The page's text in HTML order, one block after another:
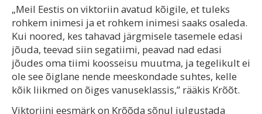
„Meil Eestis on viktoriin avatud kõigile, et tuleks
rohkem inimesi ja et rohkem inimesi saaks osaleda.
Kui noored, kes tahavad järgmisele tasemele edasi
jõuda, teevad siin segatiimi, peavad nad edasi
jõudes oma tiimi koosseisu muutma, ja tegelikult ei
ole see õiglane nende meeskondade suhtes, kelle
kõik liikmed on õiges vanuseklassis,” rääkis Krõõt.
Viktoriini eesmärk on Krõõda sõnul julgustada